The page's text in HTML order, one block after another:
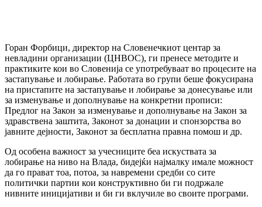
Горан Форбици, директор на Словенечкиот центар за
невладини организации (ЦНВОС), ги пренесе методите и
практиките кои во Словенија се употребуваат во процесите на
застапување и лобирање. Работата во групи беше фокусирана
на пристапите на застапување и лобирање за донесување или
за изменување и дополнување на конкретни прописи:
Предлог на Закон за изменување и дополнување на Закон за
здравствена заштита, Законот за донации и спонзорства во
јавните дејности, Законот за бесплатна правна помош и др.
Од особена важност за учесниците беа искуствата за
лобирање на ниво на Влада, бидејќи најмалку имале можност
да го прават тоа, потоа, за навремени средби со сите
политички партии кои конструктивно би ги подржале
нивните иницијативи и би ги вклучиле во своите програми.